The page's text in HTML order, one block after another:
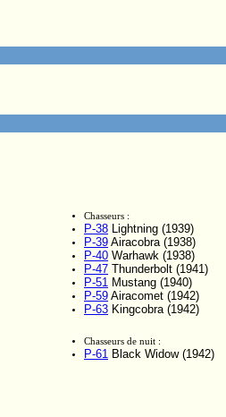
Chasseurs :
P-38 Lightning (1939)
P-39 Airacobra (1938)
P-40 Warhawk (1938)
P-47 Thunderbolt (1941)
P-51 Mustang (1940)
P-59 Airacomet (1942)
P-63 Kingcobra (1942)
Chasseurs de nuit :
P-61 Black Widow (1942)